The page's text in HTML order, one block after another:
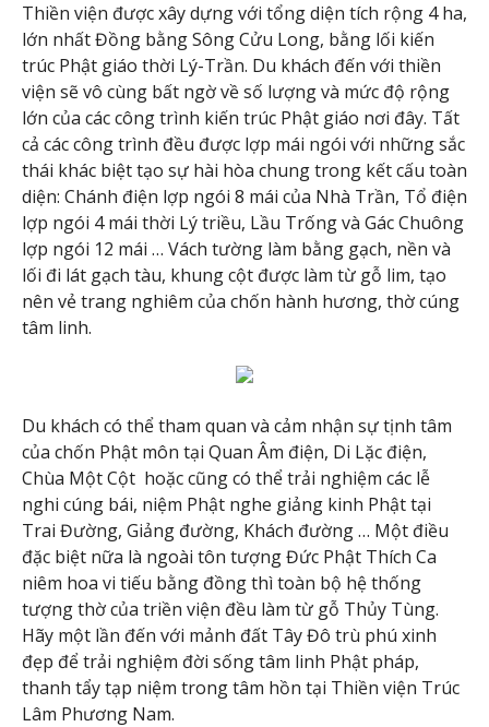
Thiền viện được xây dựng với tổng diện tích rộng 4 ha,
lớn nhất Đồng bằng Sông Cửu Long, bằng lối kiến
trúc Phật giáo thời Lý-Trần. Du khách đến với thiền
viện sẽ vô cùng bất ngờ về số lượng và mức độ rộng
lớn của các công trình kiến trúc Phật giáo nơi đây. Tất
cả các công trình đều được lợp mái ngói với những sắc
thái khác biệt tạo sự hài hòa chung trong kết cấu toàn
diện: Chánh điện lợp ngói 8 mái của Nhà Trần, Tổ điện
lợp ngói 4 mái thời Lý triều, Lầu Trống và Gác Chuông
lợp ngói 12 mái … Vách tường làm bằng gạch, nền và
lối đi lát gạch tàu, khung cột được làm từ gỗ lim, tạo
nên vẻ trang nghiêm của chốn hành hương, thờ cúng
tâm linh.
Du khách có thể tham quan và cảm nhận sự tịnh tâm
của chốn Phật môn tại Quan Âm điện, Di Lặc điện,
Chùa Một Cột hoặc cũng có thể trải nghiệm các lễ
nghi cúng bái, niệm Phật nghe giảng kinh Phật tại
Trai Đường, Giảng đường, Khách đường … Một điều
đặc biệt nữa là ngoài tôn tượng Đức Phật Thích Ca
niêm hoa vi tiếu bằng đồng thì toàn bộ hệ thống
tượng thờ của triền viện đều làm từ gỗ Thủy Tùng.
Hãy một lần đến với mảnh đất Tây Đô trù phú xinh
đẹp để trải nghiệm đời sống tâm linh Phật pháp,
thanh tẩy tạp niệm trong tâm hồn tại Thiền viện Trúc
Lâm Phương Nam.